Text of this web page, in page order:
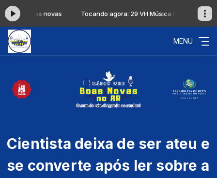
Boas novas Tocando agora: 29 VH Música Boas novas
MENU
Cientista deixa de ser ateu e
se converte após ler sobre a